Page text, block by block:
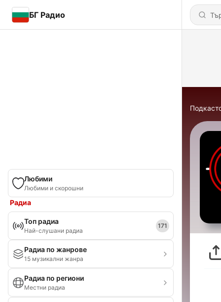
БГ Радио
Любими
Любими и скорошни
Радиа
Топ радиа
Най-слушани радиа
171
Радиа по жанрове
15 музикални жанра
Радиа по региони
Местни радиа